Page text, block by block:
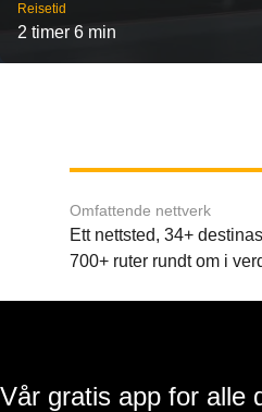
Reisetid
2 timer 6 min
Omfattende nettverk
Ett nettsted, 34+
700+ ruter rundt om i
Vår gratis app for